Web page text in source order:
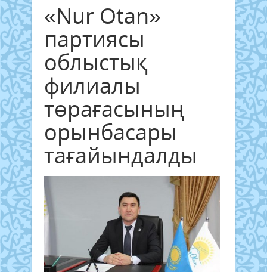
«Nur Otan»
партиясы
облыстық
филиалы
төрағасының
орынбасары
тағайындалды